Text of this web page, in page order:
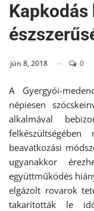
jún 8, 2018 0
A Gyergyói-
népiesen
alkalmával
beavatkozási
ugyanakkor
együttműködés
elgázolt rovarok
takarították le